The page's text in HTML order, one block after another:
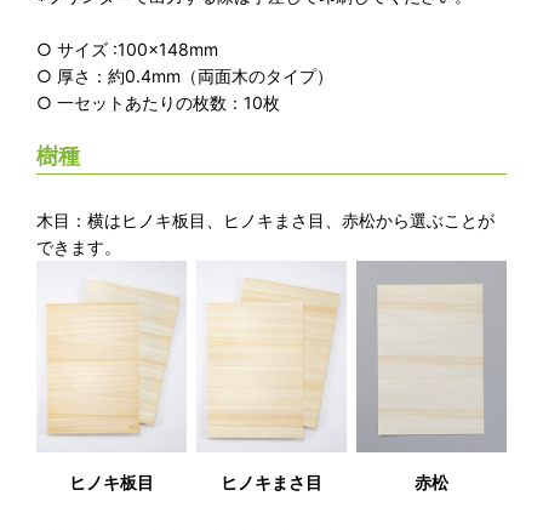
○ サイズ :100×148mm
○ 厚さ：約0.4mm（両面木のタイプ）
○ 一セットあたりの枚数：10枚
樹種
木目：横はヒノキ板目、ヒノキまさ目、赤松から選ぶことが
できます。
ヒノキ板目 ヒノキまさ目 赤松